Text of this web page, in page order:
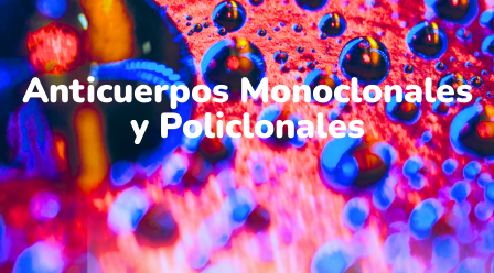
Anticuerpos Monoclonales
y Policlonales